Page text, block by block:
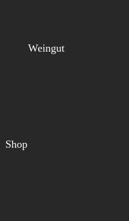
Weingut
Shop